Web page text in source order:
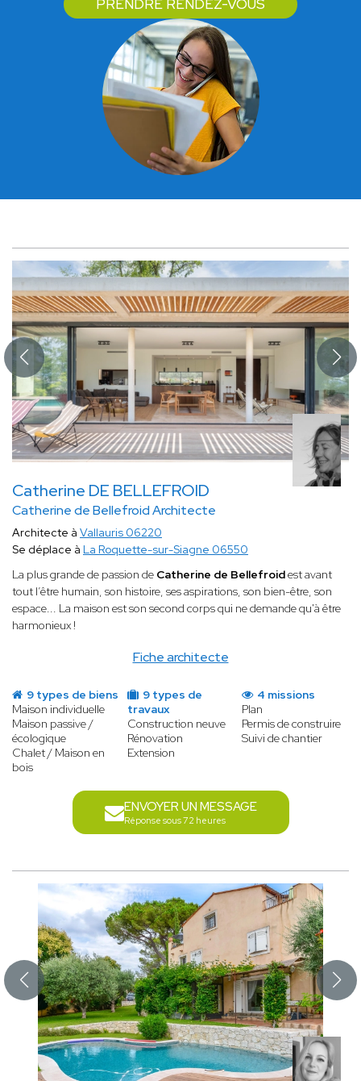
PRENDRE RENDEZ-VOUS
Catherine DE BELLEFROID
Catherine de Bellefroid Architecte
Fiche architecte
Architecte à Vallauris 06220
Se déplace à La Roquette-sur-Siagne 06550
La plus grande de passion de Catherine de Bellefroidest avant
tout l’être humain, son histoire, ses aspirations, son bien-être, son
espace... La maison est son second corps qui ne demande qu'à être
harmonieux !
9 types de biens
Maison individuelle
Maison passive /
écologique
Chalet / Maison en
bois
9 types de
travaux
Construction neuve
Rénovation
Extension
4 missions
Plan
Permis de construire
Suivi de chantier
ENVOYER UN MESSAGE
Réponse sous 72 heures